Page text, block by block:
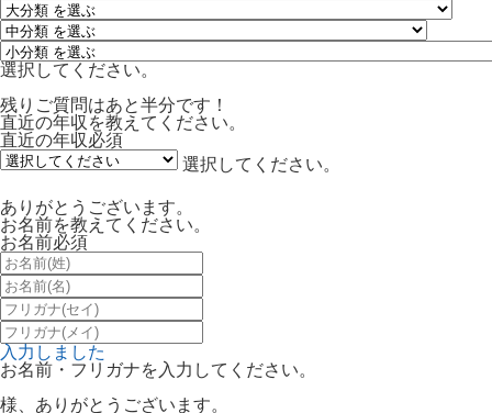
選択してください。
残りご質問はあと半分です！
直近の年収を教えてください。
直近の年収必須
選択してください。
ありがとうございます。
お名前を教えてください。
お名前必須
入力しました
お名前・フリガナを入力してください。
様、ありがとうございます。